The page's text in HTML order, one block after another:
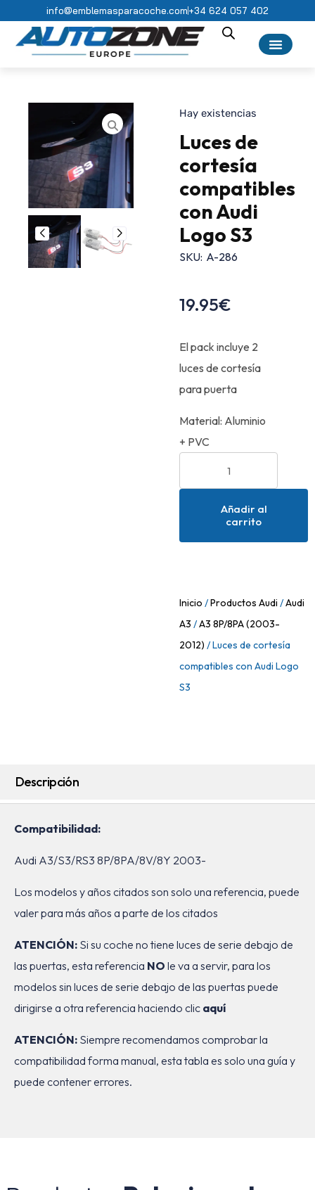
info@emblemasparacoche.com+34 624 057 402
Hay existencias
Luces de
cortesía
compatibles
con Audi
Logo S3
SKU: A-286
19.95€
El pack incluye 2
luces de cortesía
para puerta
Material: Aluminio
+ PVC
Añadir al
carrito
Inicio /Productos Audi /Audi
A3 /A3 8P/8PA (2003-
2012) / Luces de cortesía
compatibles con Audi Logo
S3
Descripción
Compatibilidad:
Audi A3/S3/RS3 8P/8PA/8V/8Y 2003-
Los modelos y años citados son solo una referencia, puede
valer para más años a parte de los citados
ATENCIÓN: Si su coche no tiene luces de serie debajo de
las puertas, esta referencia NO le va a servir, para los
modelos sin luces de serie debajo de las puertas puede
dirigirse a otra referencia haciendo clic aquí
ATENCIÓN: Siempre recomendamos comprobar la
compatibilidad forma manual, esta tabla es solo una guía y
puede contener errores.